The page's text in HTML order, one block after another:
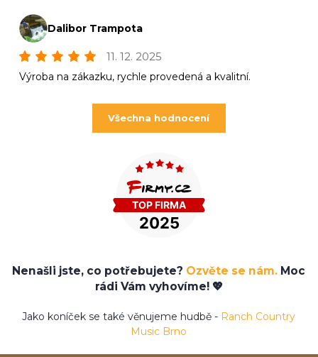
Dalibor Trampota
11. 12. 2025
Výroba na zákazku, rychle provedená a kvalitní.
Všechna hodnocení
Nenašli jste, co potřebujete? Ozvěte se nám. Moc
rádi Vám vyhovíme! 💖
Jako koníček se také věnujeme hudbě - Ranch Country
Music Brno